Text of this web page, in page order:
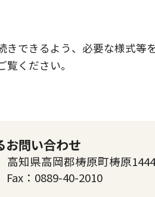
きできるよう、必要な様式等
ください。
お問い合わせ
知県高岡郡梼原町梼原
：0889-40-2010